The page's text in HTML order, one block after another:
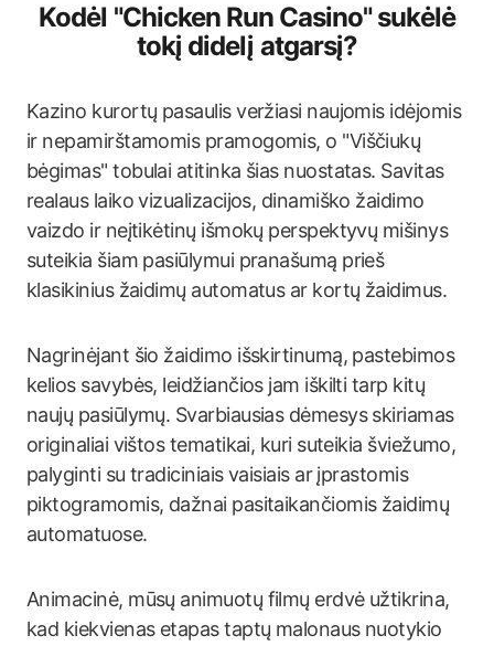
Kodėl "Chicken Run Casino" sukėlė
tokį didelį atgarsį?
Kazino kurortų pasaulis veržiasi naujomis idėjomis
ir nepamirštamomis pramogomis, o "Viščiukų
bėgimas" tobulai atitinka šias nuostatas. Savitas
realaus laiko vizualizacijos, dinamiško žaidimo
vaizdo ir neįtikėtinų išmokų perspektyvų mišinys
suteikia šiam pasiūlymui pranašumą prieš
klasikinius žaidimų automatus ar kortų žaidimus.
Nagrinėjant šio žaidimo išskirtinumą, pastebimos
kelios savybės, leidžiančios jam iškilti tarp kitų
naujų pasiūlymų. Svarbiausias dėmesys skiriamas
originaliai vištos tematikai, kuri suteikia šviežumo,
palyginti su tradiciniais vaisiais ar įprastomis
piktogramomis, dažnai pasitaikančiomis žaidimų
automatuose.
Animacinė, mūsų animuotų filmų erdvė užtikrina,
kad kiekvienas etapas taptų malonaus nuotykio